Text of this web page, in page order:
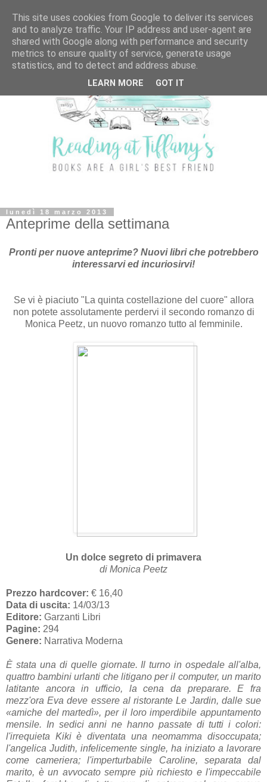
lunedì 18 marzo 2013
Anteprime della settimana
Pronti per nuove anteprime? Nuovi libri che potrebbero
interessarvi ed incuriosirvi!
Se vi è piaciuto "La quinta costellazione del cuore" allora
non potete assolutamente perdervi il secondo romanzo di
Monica Peetz, un nuovo romanzo tutto al femminile.
Un dolce segreto di primavera
di Monica Peetz
Prezzo hardcover: € 16,40
Data di uscita: 14/03/13
Editore: Garzanti Libri
Pagine: 294
Genere: Narrativa Moderna
È stata una di quelle giornate. Il turno in ospedale all'alba,
quattro bambini urlanti che litigano per il computer, un marito
latitante ancora in ufficio, la cena da preparare. E fra
mezz'ora Eva deve essere al ristorante Le Jardin, dalle sue
«amiche del martedì», per il loro imperdibile appuntamento
mensile. In sedici anni ne hanno passate di tutti i colori:
l'irrequieta Kiki è diventata una neomamma disoccupata;
l'angelica Judith, infelicemente single, ha iniziato a lavorare
come cameriera; l'imperturbabile Caroline, separata dal
marito, è un avvocato sempre più richiesto e l'impeccabile
This site uses cookies from Google to deliver its services
and to analyze traffic. Your IP address and user-agent are
shared with Google along with performance and security
metrics to ensure quality of service, generate usage
statistics, and to detect and address abuse.
LEARN MORE GOT IT